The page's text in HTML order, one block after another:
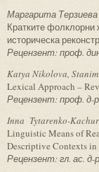
Маргарита Терзиева
Кратките
историческа
Рецензент: проф.
Katya Nikolova,
Lexical Approach –
Рецензент: проф. д-
Inna Tytarenko-
Linguistic Means of
Descriptive Contexts in
Рецензент: гл. ас. д-